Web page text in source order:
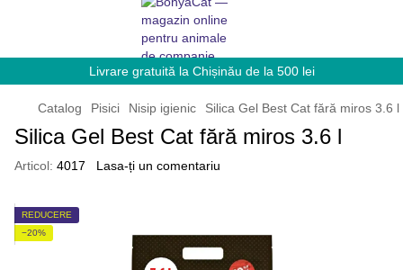
Livrare gratuită la Chișinău de la 500 lei
Catalog Pisici Nisip igienic Silica Gel Best Cat fără miros 3.6 l
Silica Gel Best Cat fără miros 3.6 l
Articol: 4017 Lasa-ți un comentariu
REDUCERE
−20%